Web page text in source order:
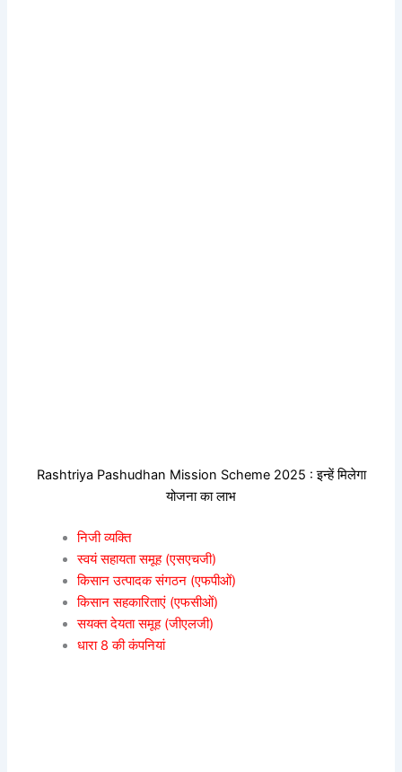
Rashtriya Pashudhan Mission Scheme 2025 : इन्हें मिलेगा
योजना का लाभ
निजी व्यक्ति
स्वयं सहायता समूह (एसएचजी)
किसान उत्पादक संगठन (एफपीओं)
किसान सहकारिताएं (एफसीओं)
सयक्त देयता समूह (जीएलजी)
धारा 8 की कंपनियां